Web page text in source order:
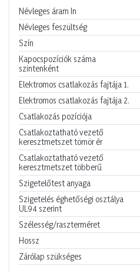
Névleges áram In
Névleges feszültség
Szín
Kapocspozíciók száma
szintenként
Elektromos csatlakozás fajtája 1.
Elektromos csatlakozás fajtája 2.
Csatlakozás pozíciója
Csatlakoztatható vezető
keresztmetszet tömör ér
Csatlakoztatható vezető
keresztmetszet többerű
Szigetelőtest anyaga
Szigetelés éghetőségi osztálya
UL94 szerint
Szélesség/raszterméret
Hossz
Zárólap szükséges